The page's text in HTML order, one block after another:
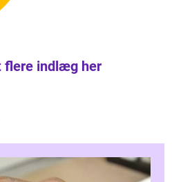
flere indlæg her